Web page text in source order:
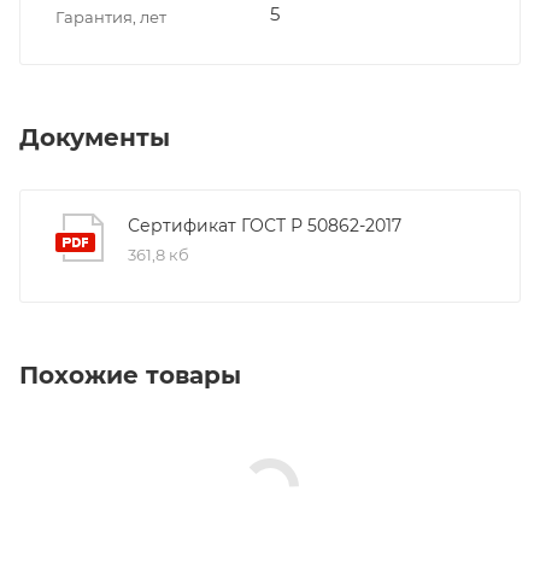
Гарантия, лет 5
Документы
Сертификат ГОСТ Р 50862-2017
361,8 кб
Похожие товары